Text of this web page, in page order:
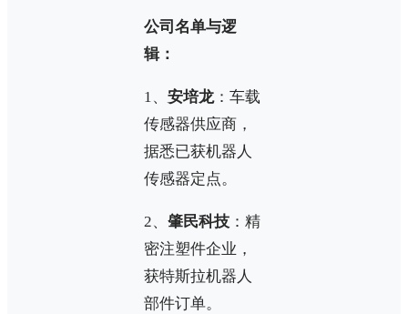
公司名单与逻
辑：
1、 安培龙：车载
传感器供应商，
据悉已获机器人
传感器定点。
2、 肇民科技 ：精
密注塑件企业，
获特斯拉机器人
部件订单。